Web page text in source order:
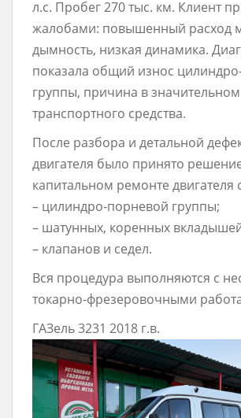
л.с. Пробег 270 тыс. км. Клиент
жалобами: повышенный расход
дымность, низкая динамика.
показала общий износ
группы, причина в
транспортного средства.
После разбора и детальной
двигателя было принято
капитальном ремонте двигателя
– цилиндро-порневой группы;
– шатунных, коренных
– клапанов и седел.
Вся процедура выполняются с
токарно-фрезеровочными
ГАЗель 3231 2018 г.в.